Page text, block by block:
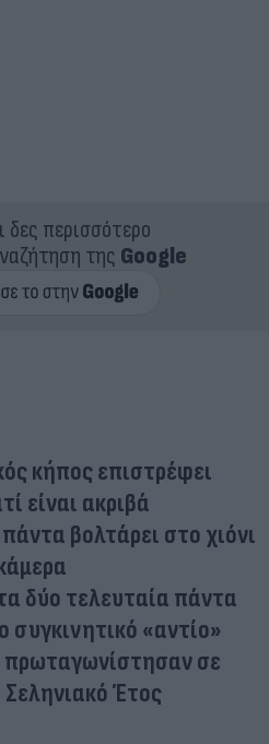
δες περισσότερο
της Google
κήπος επιστρέφει
είναι ακριβά
βολτάρει στο χιόνι
δύο τελευταία πάντα
συγκινητικό «αντίο»
σε
Έτος